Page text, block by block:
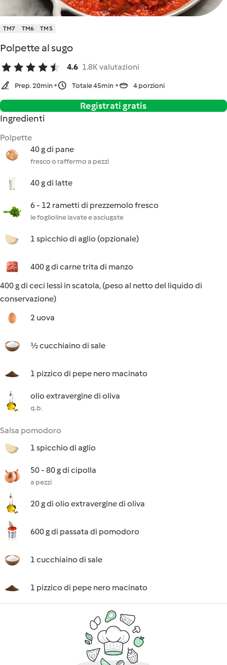
TM7 TM6 TM5
Polpette al sugo
4.6 1.8K valutazioni
Prep. 20min Totale 45min 4 porzioni
Registrati gratis
Ingredienti
Polpette
40 g di pane
fresco o raffermo a pezzi
40 g di latte
6 - 12 rametti di prezzemolo fresco
le foglioline lavate e asciugate
1 spicchio di aglio (opzionale)
400 g di carne trita di manzo
400 g di ceci lessi in scatola, (peso al netto del liquido di
conservazione)
2 uova
½ cucchiaino di sale
1 pizzico di pepe nero macinato
olio extravergine di oliva
q.b.
Salsa pomodoro
1 spicchio di aglio
50 - 80 g di cipolla
a pezzi
20 g di olio extravergine di oliva
600 g di passata di pomodoro
1 cucchiaino di sale
1 pizzico di pepe nero macinato